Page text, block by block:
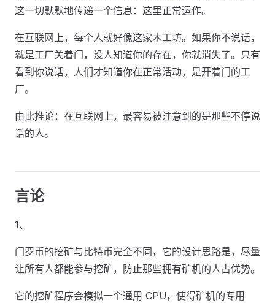
这一切默默地传递一个信息：这里正常运作。
在互联网上，每个人就好像这家木工坊。如果你不说话，
就是工厂关着门，没人知道你的存在，你就消失了。只有
看到你说话，人们才知道你在正常活动，是开着门的工
厂。
由此推论：在互联网上，最容易被注意到的是那些不停说
话的人。
言论
1、
门罗币的挖矿与比特币完全不同，它的设计思路是，尽量
让所有人都能参与挖矿，防止那些拥有矿机的人占优势。
它的挖矿程序会模拟一个通用 CPU，使得矿机的专用